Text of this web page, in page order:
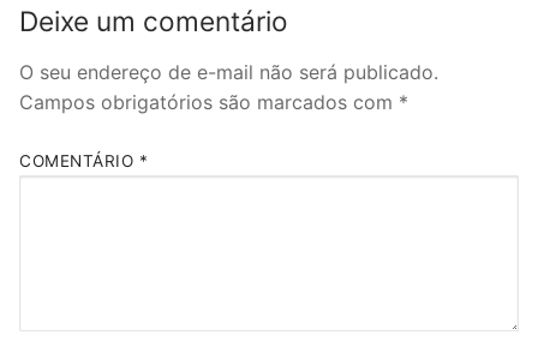
Deixe um comentário
O seu endereço de e-mail não será publicado.
Campos obrigatórios são marcados com *
COMENTÁRIO *